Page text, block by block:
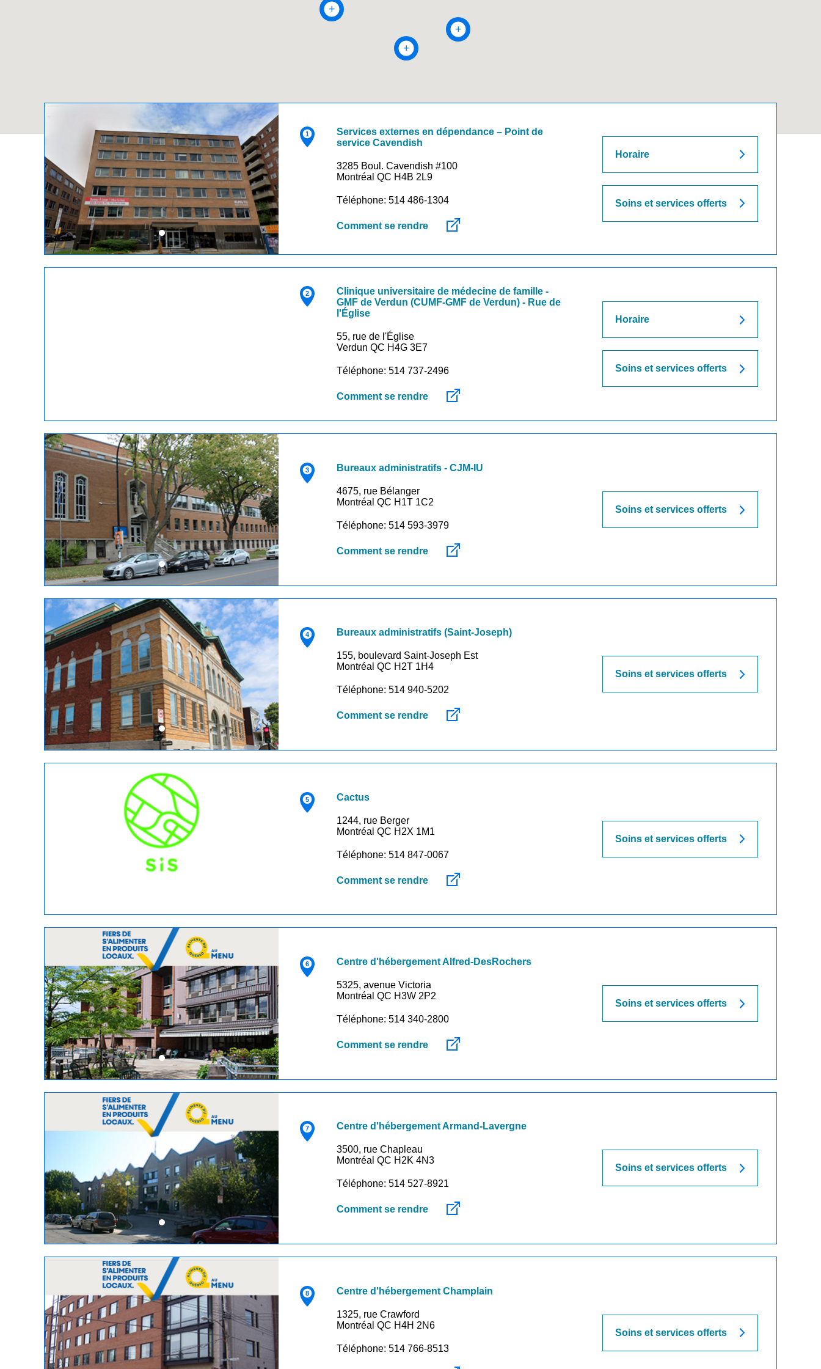
Rechercher
Services externes en dépendance – Point de
service Cavendish
3285 Boul. Cavendish #100
Montréal QC H4B 2L9
Téléphone: 514 486-1304
Comment se rendre
Horaire
Soins et services offerts
Clinique universitaire de médecine de famille -
GMF de Verdun (CUMF-GMF de Verdun) - Rue de
l'Église
55, rue de l'Église
Verdun QC H4G 3E7
Téléphone: 514 737-2496
Comment se rendre
Horaire
Soins et services offerts
Bureaux administratifs - CJM-IU
4675, rue Bélanger
Montréal QC H1T 1C2
Téléphone: 514 593-3979
Comment se rendre
Soins et services offerts
Bureaux administratifs (Saint-Joseph)
155, boulevard Saint-Joseph Est
Montréal QC H2T 1H4
Téléphone: 514 940-5202
Comment se rendre
Soins et services offerts
Cactus
1244, rue Berger
Montréal QC H2X 1M1
Téléphone: 514 847-0067
Comment se rendre
Soins et services offerts
Centre d'hébergement Alfred-DesRochers
5325, avenue Victoria
Montréal QC H3W 2P2
Téléphone: 514 340-2800
Comment se rendre
Soins et services offerts
Centre d'hébergement Armand-Lavergne
3500, rue Chapleau
Montréal QC H2K 4N3
Téléphone: 514 527-8921
Comment se rendre
Soins et services offerts
Centre d'hébergement Champlain
1325, rue Crawford
Montréal QC H4H 2N6
Téléphone: 514 766-8513
Soins et services offerts